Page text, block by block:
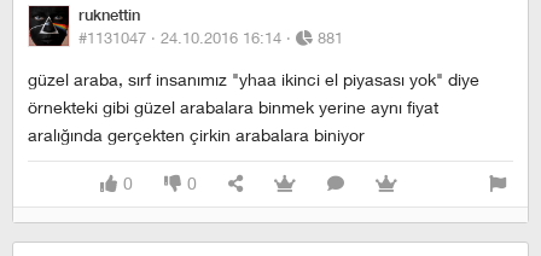
ruknettin
#1131047 · 24.10.2016 16:14 · 881
güzel araba, sırf insanımız "yhaa ikinci el piyasası yok" diye
örnekteki gibi güzel arabalara binmek yerine aynı fiyat
aralığında gerçekten çirkin arabalara biniyor
0 0